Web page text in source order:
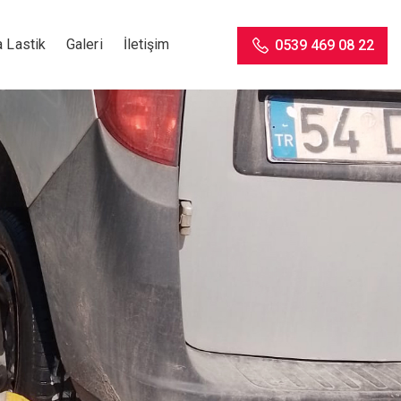
Lastik Galeri İletişim 0539 469 08 22
Oto
Tamir Hizmeti
mobil yol yardım aracımız ile size bir